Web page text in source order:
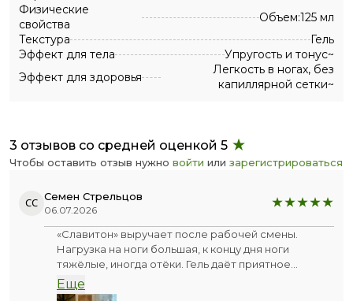
Физические
свойства
Объем:125 мл
Текстура
Гель
Эффект для тела
Упругость и тонус~
Эффект для здоровья
Легкость в ногах, без
капиллярной сетки~
3 отзывов со средней оценкой 5
Чтобы оставить отзыв нужно войти или зарегистрироваться
СС Семен Стрельцов
06.07.2026
«Славитон» выручает после рабочей смены.
Нагрузка на ноги большая, к концу дня ноги
тяжёлые, иногда отёки. Гель даёт приятное
охлаждение, напряжение будто сбрасывает.
Впитывается быстро — не надо ждать, пока
Еще